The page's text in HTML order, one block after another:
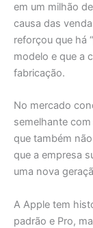
em um milhão
causa das
reforçou que há
modelo e que a
fabricação.
No mercado
semelhante
que também
que a empresa
uma nova
A Apple tem
padrão e Pro,